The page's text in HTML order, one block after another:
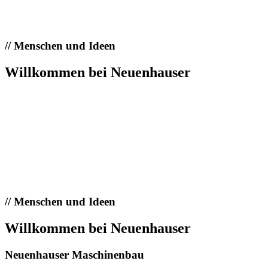
//Menschen und Ideen
Willkommen bei Neuenhauser
//Menschen und Ideen
Willkommen bei Neuenhauser
Neuenhauser Maschinenbau